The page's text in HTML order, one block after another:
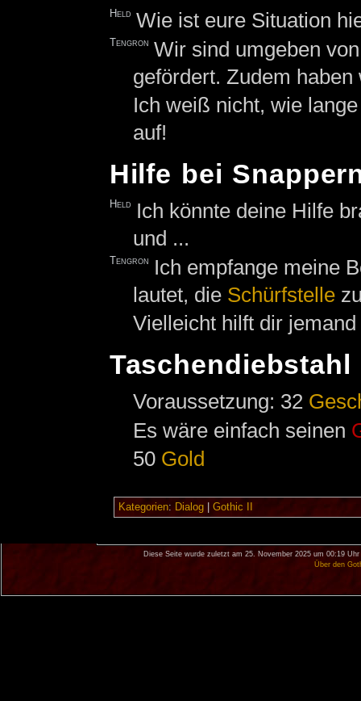
Held Wie ist eure Situation
Tengron Wir sind umgeben
gefördert. Zudem
Ich weiß nicht, wie
auf!
Hilfe bei
Held
Ich könnte deine Hilfe
und ...
Tengron
Ich empfange meine
lautet, die Schürfstelle
Vielleicht hilft dir
Taschendiebstahl
Voraussetzung: 32
Es wäre einfach seinen
50 Gold
Kategorien: Dialog| Gothic II
Diese Seite wurde zuletzt am 25. November 2025 um 00:19 Uhr
Über den